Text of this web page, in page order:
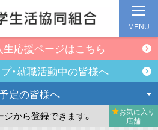
生応援ページはこちら
・就職活動中の皆様へ
定の皆様へ
登録できます。 まだお気に
お気に入り
店舗
MENU